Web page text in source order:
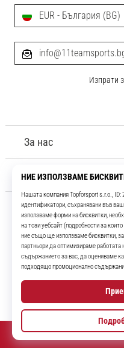
Повече от 16 години ние сме
най-добрите и най-
За нас
Обслужване на
EUR - България (BG)
Изпрати